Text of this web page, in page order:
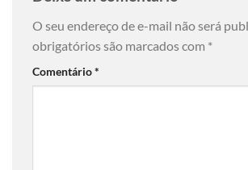
O seu endereço de e-mail não será
obrigatórios são marcados com *
Comentário*